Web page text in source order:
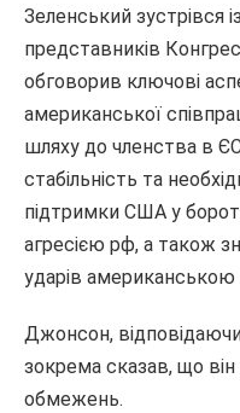
Зеленський зустрівся
представників
обговорив ключові
американської
шляху до членства в
стабільність та
підтримки США у
агресією рф, а також
ударів американською
Джонсон,
зокрема сказав, що
обмежень.